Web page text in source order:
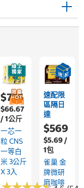
$755
$66.67
/ 1公斤
一芯一
粒 CNS
一等白
米 3公斤
X 3入
速配限
區隔日
達
$569
$5.69 /
1包
雀巢 金
牌微研
磨咖啡